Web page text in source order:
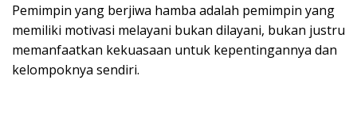
Pemimpin yang berjiwa hamba adalah pemimpin yang
memiliki motivasi melayani bukan dilayani, bukan justru
memanfaatkan kekuasaan untuk kepentingannya dan
kelompoknya sendiri.